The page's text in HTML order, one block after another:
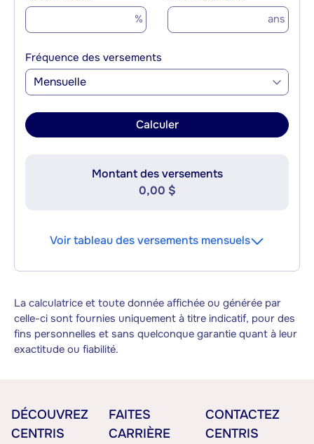
% ans
Fréquence des versements
Mensuelle
Calculer
Montant des versements
0,00 $
Voir tableau des versements mensuels
La calculatrice et toute donnée affichée ou générée par
celle-ci sont fournies uniquement à titre indicatif, pour des
fins personnelles et sans quelconque garantie quant à leur
exactitude ou fiabilité.
DÉCOUVREZ
CENTRIS
FAITES
CARRIÈRE
CONTACTEZ
CENTRIS